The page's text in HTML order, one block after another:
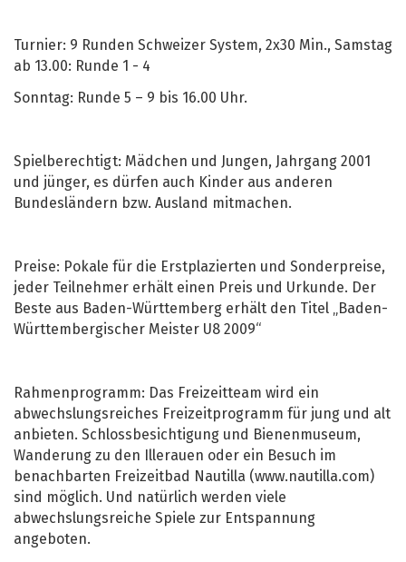
Turnier: 9 Runden Schweizer System, 2x30 Min., Samstag
ab 13.00: Runde 1 - 4
Sonntag: Runde 5 – 9 bis 16.00 Uhr.
Spielberechtigt: Mädchen und Jungen, Jahrgang 2001
und jünger, es dürfen auch Kinder aus anderen
Bundesländern bzw. Ausland mitmachen.
Preise: Pokale für die Erstplazierten und Sonderpreise,
jeder Teilnehmer erhält einen Preis und Urkunde. Der
Beste aus Baden-Württemberg erhält den Titel „Baden-
Württembergischer Meister U8 2009“
Rahmenprogramm: Das Freizeitteam wird ein
abwechslungsreiches Freizeitprogramm für jung und alt
anbieten. Schlossbesichtigung und Bienenmuseum,
Wanderung zu den Illerauen oder ein Besuch im
benachbarten Freizeitbad Nautilla (www.nautilla.com)
sind möglich. Und natürlich werden viele
abwechslungsreiche Spiele zur Entspannung
angeboten.